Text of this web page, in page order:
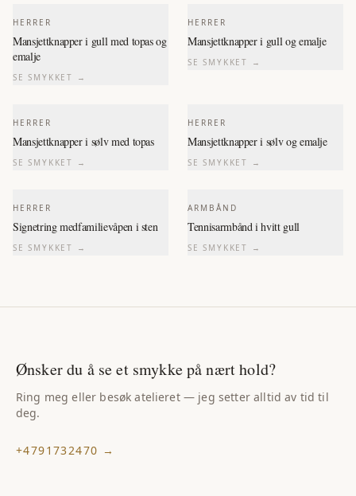
HERRER
Mansjettknapper i gull med topas og
emalje
SE SMYKKET →
HERRER
Mansjettknapper i gull og emalje
SE SMYKKET →
HERRER
Mansjettknapper i sølv med topas
SE SMYKKET →
HERRER
Mansjettknapper i sølv og emalje
SE SMYKKET →
HERRER
Signetring medfamilievåpen i sten
SE SMYKKET →
ARMBÅND
Tennisarmbånd i hvitt gull
SE SMYKKET →
Ønsker du å se et smykke på nært hold?
Ring meg eller besøk atelieret — jeg setter alltid av tid til
deg.
+4791732470 →